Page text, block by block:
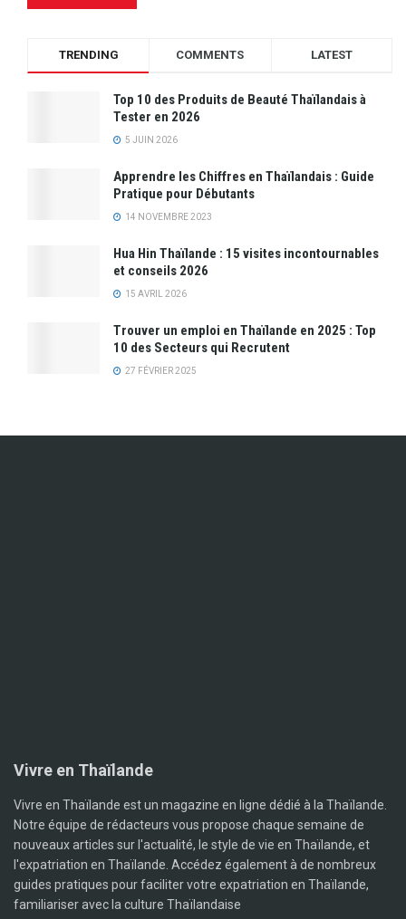
TRENDING COMMENTS LATEST
Top 10 des Produits de Beauté Thaïlandais à
Tester en 2026
5 JUIN 2026
Apprendre les Chiffres en Thaïlandais : Guide
Pratique pour Débutants
14 NOVEMBRE 2023
Hua Hin Thaïlande : 15 visites incontournables
et conseils 2026
15 AVRIL 2026
Trouver un emploi en Thaïlande en 2025 : Top
10 des Secteurs qui Recrutent
27 FÉVRIER 2025
Vivre en Thaïlande
Vivre en Thaïlande est un magazine en ligne dédié à la Thaïlande.
Notre équipe de rédacteurs vous propose chaque semaine de
nouveaux articles sur l'actualité, le style de vie en Thaïlande, et
l'expatriation en Thaïlande. Accédez également à de nombreux
guides pratiques pour faciliter votre expatriation en Thaïlande,
familiariser avec la culture Thaïlandaise